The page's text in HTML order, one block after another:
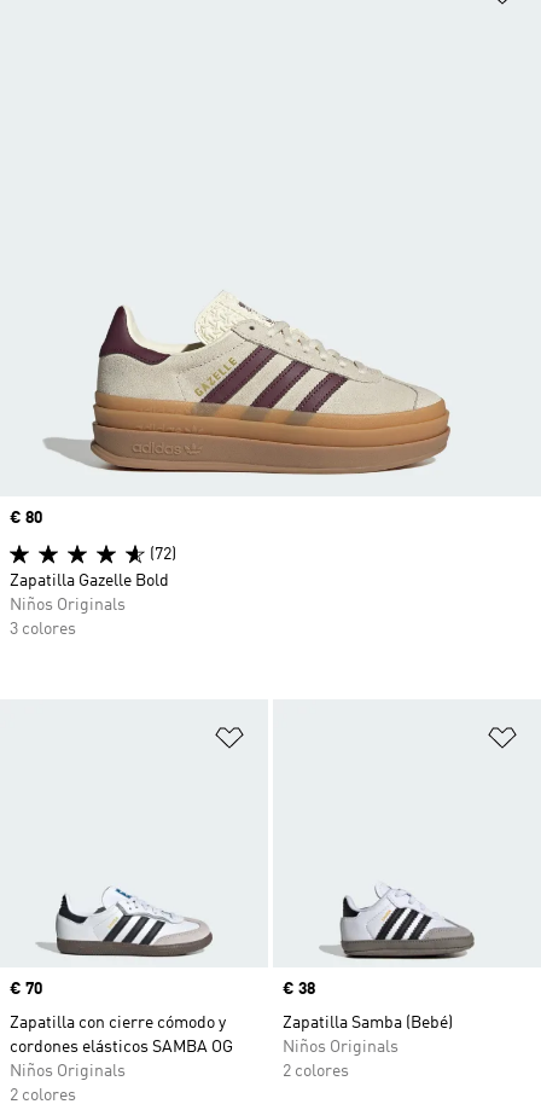
Precio
€ 70
Zapatilla con cierre cómodo y
cordones elásticos SAMBA OG
Niños Originals
2 colores
Precio
€ 38
Zapatilla Samba (Bebé)
Niños Originals
2 colores
Precio
€ 80
(72)
Zapatilla Gazelle Bold
Niños Originals
3 colores